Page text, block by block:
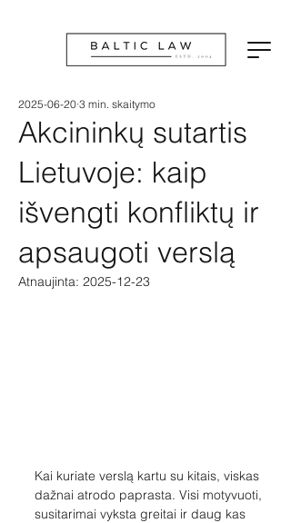
Akcininkų sutartis
Lietuvoje: kaip
išvengti konfliktų ir
apsaugoti verslą
2025-06-20 3 min. skaitymo
Atnaujinta: 2025-12-23
Kai kuriate verslą kartu su kitais, viskas
dažnai atrodo paprasta. Visi motyvuoti,
susitarimai vyksta greitai ir daug kas